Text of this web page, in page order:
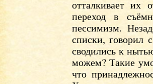
отталкивает
переход в
пессимизм.
списки, говорил
сводились к
можем? Такие
что